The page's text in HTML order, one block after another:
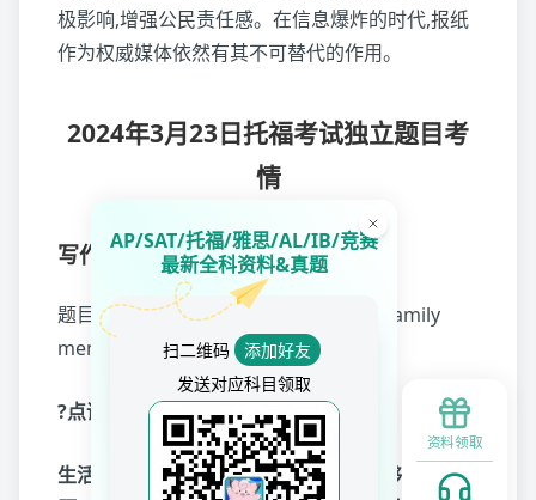
极影响,增强公民责任感。在信息爆炸的时代,报纸
作为权威媒体依然有其不可替代的作用。
2024年3月23日托福考试独立题目考
情
写作
题目：entrepreneur应不应该和close family
member 一起开公司？
?点评：
生活经验和成长背景决定了考生是否能够答好这道
资料领取
AP/SAT/托福/雅思/AL/IB/竞赛
最新全科资料&真题
扫二维码
添加好友
发送对应科目领取